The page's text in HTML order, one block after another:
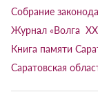
Собрание
Журнал «Волга
Книга памяти
Саратовская